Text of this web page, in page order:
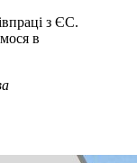
з ЄС.
в